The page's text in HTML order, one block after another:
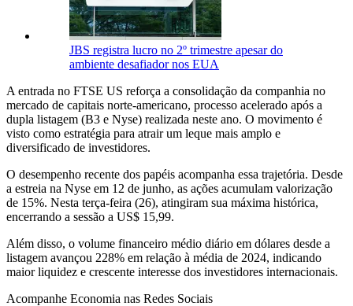
JBS registra lucro no 2º trimestre apesar do
ambiente desafiador nos EUA
A entrada no FTSE US reforça a consolidação da companhia no
mercado de capitais norte-americano, processo acelerado após a
dupla listagem (B3 e Nyse) realizada neste ano. O movimento é
visto como estratégia para atrair um leque mais amplo e
diversificado de investidores.
O desempenho recente dos papéis acompanha essa trajetória. Desde
a estreia na Nyse em 12 de junho, as ações acumulam valorização
de 15%. Nesta terça-feira (26), atingiram sua máxima histórica,
encerrando a sessão a US$ 15,99.
Além disso, o volume financeiro médio diário em dólares desde a
listagem avançou 228% em relação à média de 2024, indicando
maior liquidez e crescente interesse dos investidores internacionais.
Acompanhe Economia nas Redes Sociais